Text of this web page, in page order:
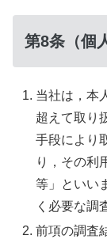
第8条（個
当社は，本
超えて取り
手段により
り，その利
等」といい
く必要な調
前項の調査